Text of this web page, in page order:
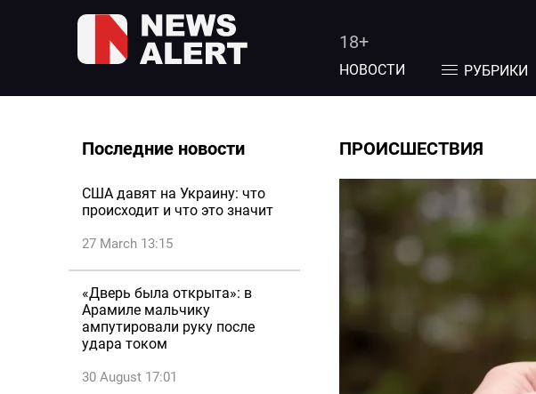
18+
НОВОСТИ РУБРИКИ
Последние новости
США давят на Украину: что
происходит и что это значит
27 March 13:15
«Дверь была открыта»: в
Арамиле мальчику
ампутировали руку после
удара током
30 August 17:01
ПРОИСШЕСТВИЯ